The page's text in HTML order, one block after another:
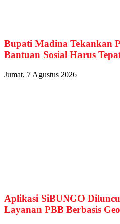
Bupati Madina Tekankan
Bantuan Sosial Harus
Jumat, 7 Agustus 2026
Aplikasi SiBUNGO
Layanan PBB Berbasis